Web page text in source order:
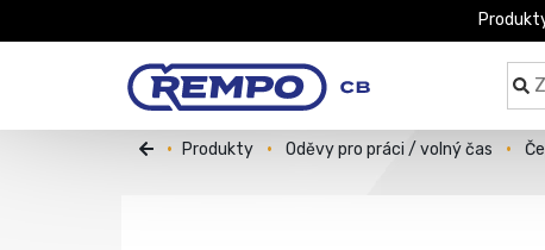
Produkty Oděvy pro práci / volný čas